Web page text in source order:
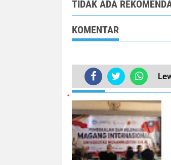
TIDAK ADA
KOMENTAR
TERKINI